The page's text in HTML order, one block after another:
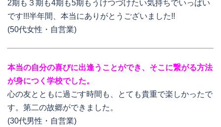
2期も３期も4期も5期もうけつづけたい気持ちでいっぱい
です!!!半年間、本当にありがとうございました!!
(50代女性・自営業)
本当の自分の喜びに出逢うことができ、そこに繋がる方法
が身につく学校でした。
心の友とともに過ごす時間も、とても貴重で楽しかったで
す。第二の故郷ができました。
(30代男性・自営業)